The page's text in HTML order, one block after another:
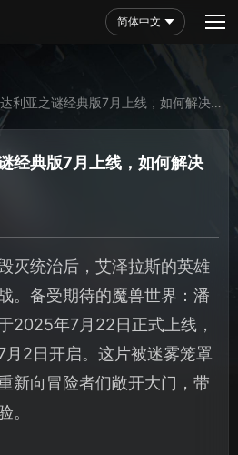
简体中文
利亚之谜经典版7月上线，如何解决高
经典版7月上线，如何解决
灭统治后，艾泽拉斯的英雄
。备受期待的魔兽世界：潘
2025年7月22日正式上线，
2日开启。这片被迷雾笼罩
新向冒险者们敞开大门，带
。